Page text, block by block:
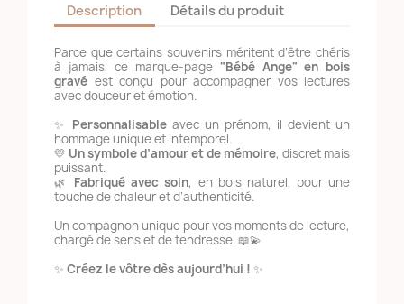
Description Détails du produit
Parce que certains souvenirs méritent d’être chéris
à jamais, ce marque-page "Bébé Ange" en bois
gravé est conçu pour accompagner vos lectures
avec douceur et émotion.
✨ Personnalisable avec un prénom, il devient un
hommage unique et intemporel.
💛 Un symbole d’amour et de mémoire, discret mais
puissant.
🌿 Fabriqué avec soin, en bois naturel, pour une
touche de chaleur et d’authenticité.
Un compagnon unique pour vos moments de lecture,
chargé de sens et de tendresse. 📖💫
✨ Créez le vôtre dès aujourd’hui ! ✨